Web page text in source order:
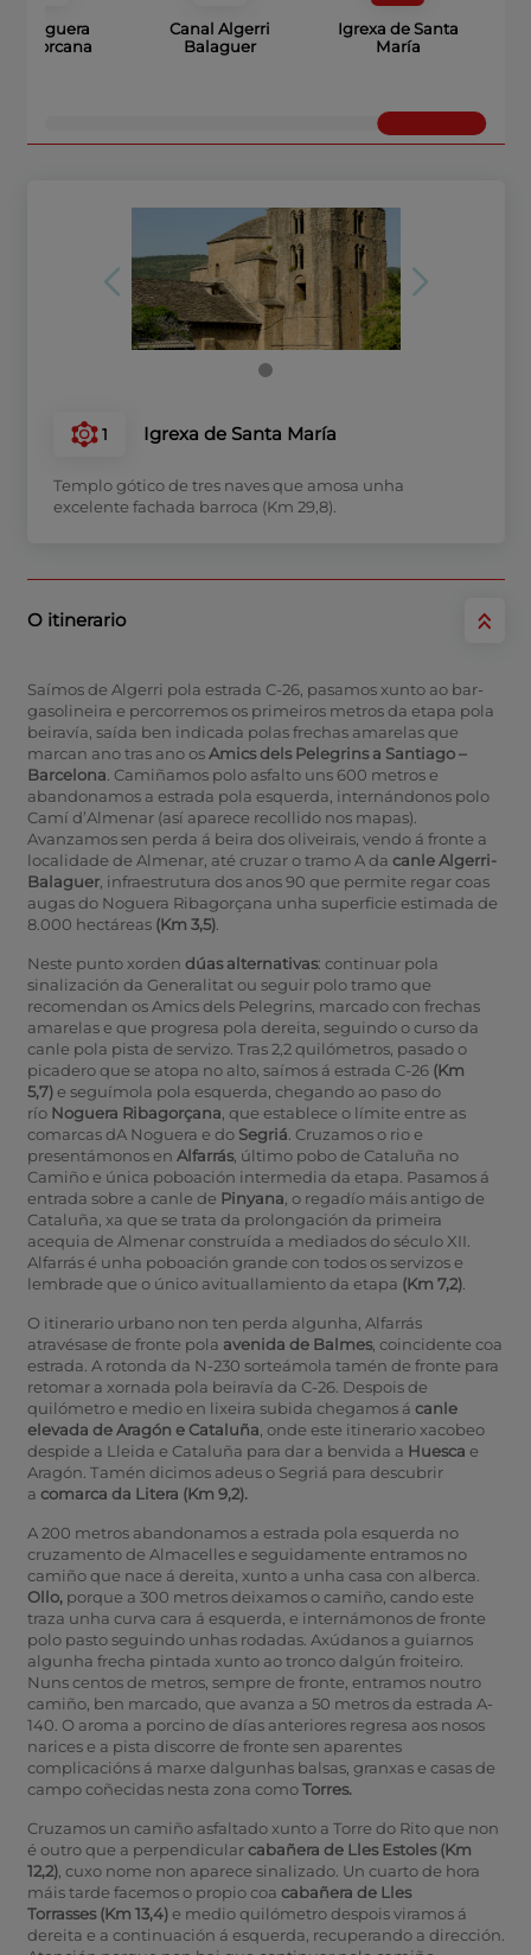
Noguera
Canal Algerri
Balaguer
Igrexa de Santa
María
1 Igrexa de Santa María
Templo gótico de tres naves que amosa unha
excelente fachada barroca (Km 29,8).
O itinerario
Saímos de Algerri pola estrada C-26, pasamos xunto ao bar-
gasolineira e percorremos os primeiros metros da etapa pola
beiravía, saída ben indicada polas frechas amarelas que
marcan ano tras ano osAmics dels Pelegrins a Santiago –
Barcelona . Camiñamos polo asfalto uns 600 metros e
abandonamos a estrada pola esquerda, internándonos polo
Camí d’Almenar (así aparece recollido nos mapas).
Avanzamos sen perda á beira dos oliveirais, vendo á fronte a
localidade de Almenar, até cruzar o tramo A da canle Algerri-
Balaguer, infraestrutura dos anos 90 que permite regar coas
augas do Noguera Ribagorçana unha superficie estimada de
8.000 hectáreas (Km 3,5).
Neste punto xorden dúas alternativas: continuar pola
sinalización da Generalitat ou seguir polo tramo que
recomendan os Amics dels Pelegrins, marcado con frechas
amarelas e que progresa pola dereita, seguindo o curso da
canle pola pista de servizo. Tras 2,2 quilómetros, pasado o
picadero que se atopa no alto, saímos á estrada C-26 (Km
5,7)e seguímola pola esquerda, chegando ao paso do
río Noguera Ribagorçana , que establece o límite entre as
comarcas dA Noguera e do Segriá . Cruzamos o rio e
presentámonos en Alfarrás, último pobo de Cataluña no
Camiño e única poboación intermedia da etapa. Pasamos á
entrada sobre a canle de Pinyana , o regadío máis antigo de
Cataluña, xa que se trata da prolongación da primeira
acequia de Almenar construída a mediados do século XII.
Alfarrás é unha poboación grande con todos os servizos e
lembrade que o único avituallamiento da etapa (Km 7,2).
O itinerario urbano non ten perda algunha, Alfarrás
atravésase de fronte pola avenida de Balmes, coincidente coa
estrada. A rotonda da N-230 sorteámola tamén de fronte para
retomar a xornada pola beiravía da C-26. Despois de
quilómetro e medio en lixeira subida chegamos á canle
elevada de Aragón e Cataluña , onde este itinerario xacobeo
despide a Lleida e Cataluña para dar a benvida a Huesca e
Aragón. Tamén dicimos adeus o Segriá para descubrir
a comarca da Litera (Km 9,2).
A 200 metros abandonamos a estrada pola esquerda no
cruzamento de Almacelles e seguidamente entramos no
camiño que nace á dereita, xunto a unha casa con alberca.
Ollo,porque a 300 metros deixamos o camiño, cando este
traza unha curva cara á esquerda, e internámonos de fronte
polo pasto seguindo unhas rodadas. Axúdanos a guiarnos
algunha frecha pintada xunto ao tronco dalgún froiteiro.
Nuns centos de metros, sempre de fronte, entramos noutro
camiño, ben marcado, que avanza a 50 metros da estrada A-
140. O aroma a porcino de días anteriores regresa aos nosos
narices e a pista discorre de fronte sen aparentes
complicacións á marxe dalgunhas balsas, granxas e casas de
campo coñecidas nesta zona comoTorres.
Cruzamos un camiño asfaltado xunto a Torre do Rito que non
é outro que a perpendicularcabañera de Lles Estoles (Km
12,2), cuxo nome non aparece sinalizado. Un cuarto de hora
máis tarde facemos o propio coa cabañera de Lles
Torrasses (Km 13,4)e medio quilómetro despois viramos á
dereita e a continuación á esquerda, recuperando a dirección.